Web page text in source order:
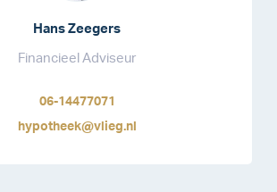
Hans Zeegers
Financieel Adviseur
06-14477071
hypotheek@vlieg.nl